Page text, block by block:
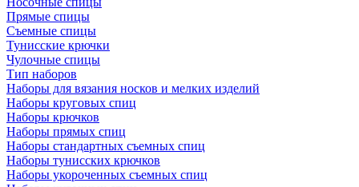
Прямые спицы
Съемные спицы
Тунисские крючки
Чулочные спицы
Тип наборов
Наборы для вязания носков и мелких изделий
Наборы круговых спиц
Наборы крючков
Наборы прямых спиц
Наборы стандартных съемных спиц
Наборы тунисских крючков
Наборы укороченных съемных спиц